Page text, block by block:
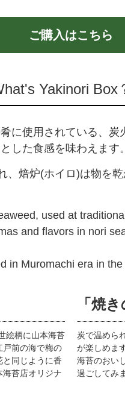
ご購入はこちら
Yakinori Box
に使用されている、
した食感を味わえます。
、焙炉(ホイロ)は物を
used at
and flavors in nori
in Muromachi era in
絵柄に山本海苔
戸前の海で梅の
同じように香
海苔店オリジナ
「焼
炭で温めら
が楽しめます
海苔のおい
過ごしてみ